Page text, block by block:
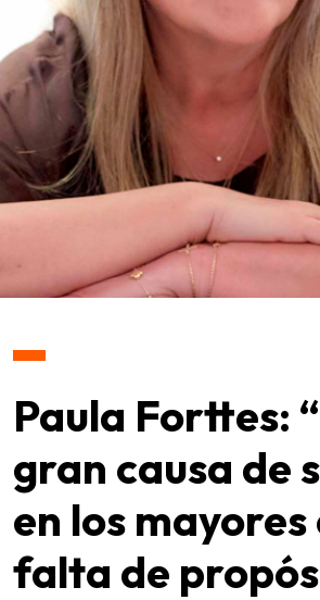
Paula Forttes:
gran causa de
en los mayores
falta de